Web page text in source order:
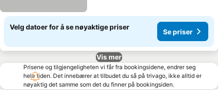
Velg datoer for å se nøyaktige priser
Se priser
Vis mer
Prisene og tilgjengeligheten vi får fra bookingsidene, endrer seg
hele tiden. Det innebærer at tilbudet du så på trivago, ikke alltid er
nøyaktig det samme som det du finner på bookingsiden.